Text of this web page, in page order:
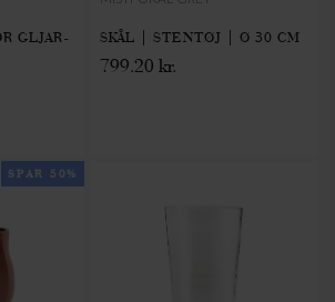
GLJAR- SKÅL | STENTØJ | Ø 30 CM
799.20 kr.
SPAR 50%